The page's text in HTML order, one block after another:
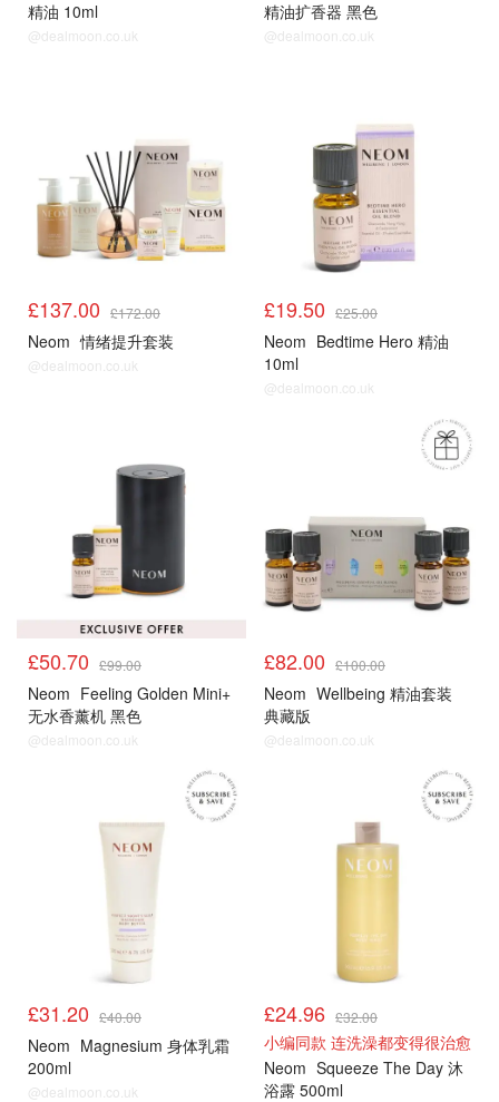
精油 10ml
@dealmoon.co.uk
精油扩香器 黑色
@dealmoon.co.uk
£137.00 £172.00
Neom 情绪提升套装
@dealmoon.co.uk
£19.50 £25.00
Neom Bedtime Hero 精油
10ml
@dealmoon.co.uk
£50.70 £99.00
Neom Feeling Golden Mini+
无水香薰机 黑色
@dealmoon.co.uk
£82.00 £100.00
Neom Wellbeing 精油套装
典藏版
@dealmoon.co.uk
£31.20 £40.00
Neom Magnesium 身体乳霜
200ml
@dealmoon.co.uk
£24.96 £32.00
小编同款 连洗澡都变得很治愈
Neom Squeeze The Day 沐
浴露 500ml